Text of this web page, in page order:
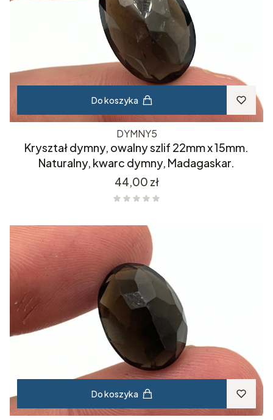
Do koszyka
DYMNY5
Kryształ dymny, owalny szlif 22mm x 15mm.
Naturalny, kwarc dymny, Madagaskar.
Cena
44,00 zł
Do koszyka